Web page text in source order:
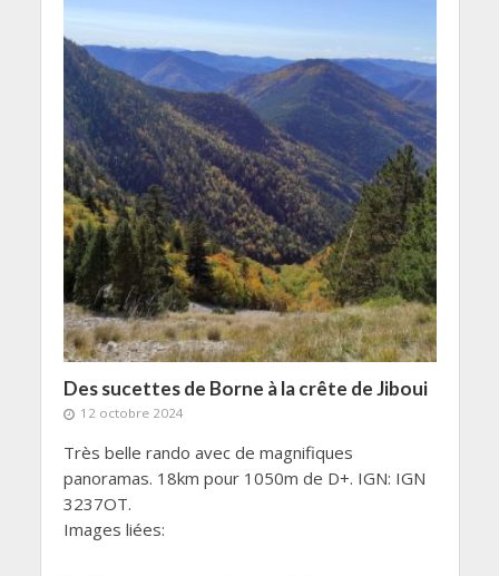
Des sucettes de Borne à la crête de Jiboui
12 octobre 2024
Très belle rando avec de magnifiques
panoramas. 18km pour 1050m de D+. IGN: IGN
3237OT.
Images liées: